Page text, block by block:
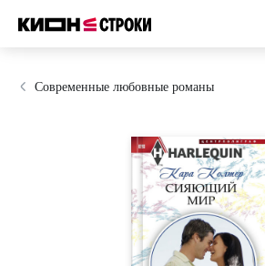
Современные любовные романы